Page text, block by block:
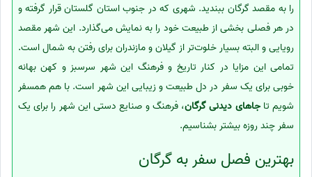
را به مقصد گرگان ببندید. شهری که در جنوب استان گلستان قرار گرفته و
در هر فصلی بخشی از طبیعت خود را به نمایش می‌گذارد. این شهر مقصد
رویایی و البته بسیار خلوت‌تر از گیلان و مازندران برای رفتن به شمال است.
تمامی این مزایا در کنار تاریخ و فرهنگ این شهر سرسبز و کهن بهانه
خوبی برای یک سفر در دل طبیعت و زیبایی این شهر است. با هم همسفر
شویم تاجاهای دیدنی گرگان، فرهنگ و صنایع دستی این شهر را برای یک
سفر چند روزه بیشتر بشناسیم.
بهترین فصل سفر به گرگان